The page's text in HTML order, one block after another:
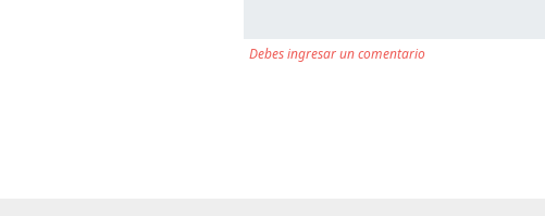
Debes ingresar un comentario